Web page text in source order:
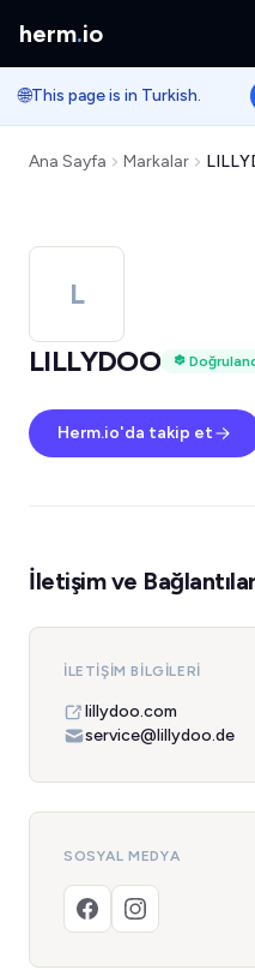
herm.io
🌐This page is in Turkish.
Ana Sayfa Markalar
L
LILLYDOO
Herm.io'da takip et
İletişim ve Bağlantılar
İLETIŞIM BILGILERI
lillydoo.com
service@lillydoo.de
SOSYAL MEDYA